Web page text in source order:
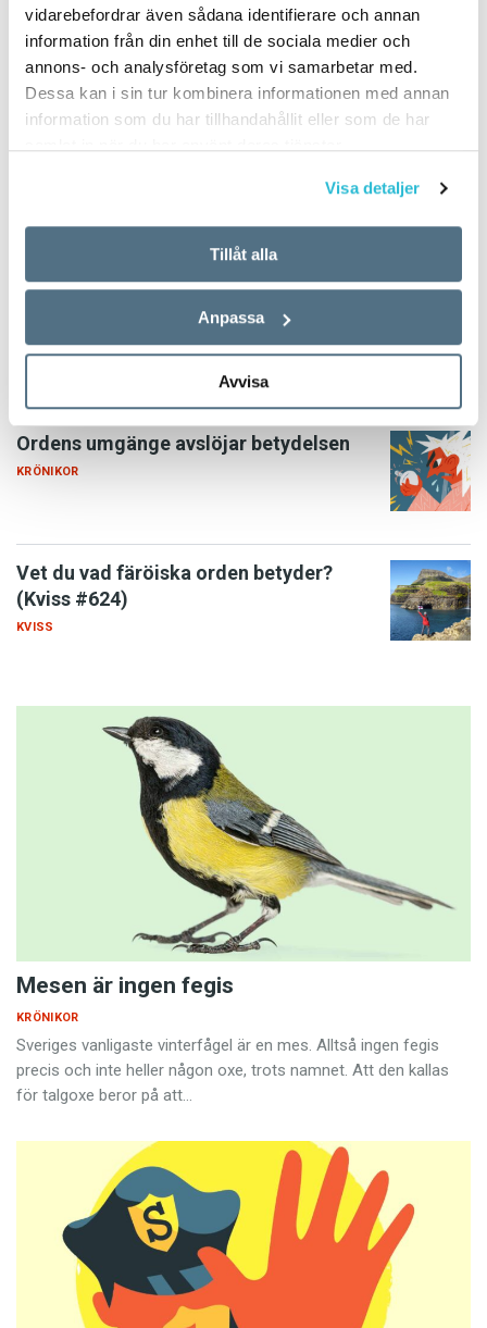
vidarebefordrar även sådana identifierare och annan
information från din enhet till de sociala medier och
annons- och analysföretag som vi samarbetar med.
Dessa kan i sin tur kombinera informationen med annan
information som du har tillhandahållit eller som de har
Visa detaljer
Tillåt alla
Anpassa
Avvisa
Historien bakom ett lättläst ideal
LÄSVÄRT
Någon enighet om vad som är en lättläst text finns inte. Inte
heller om vad den ska kallas (lättläst i Sverige men lätt språk i…
Känner du till orden från SAOL? (Kviss
Historien är inte alltid bäst i presens
TIPS
Ordens umgänge avslöjar betydelsen
KRÖNIKOR
Vet du vad färöiska orden betyder?
(Kviss #624)
KVISS
Mesen är ingen fegis
KRÖNIKOR
Sveriges vanligaste vinterfågel är en mes. Alltså ingen fegis
precis och inte heller någon oxe, trots namnet. Att den kallas
för talgoxe beror på att…